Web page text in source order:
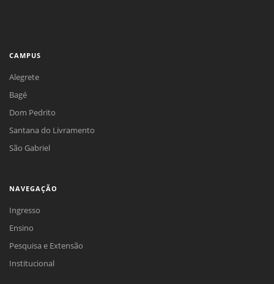
CAMPUS
Alegrete
Bagé
Dom Pedrito
Santana do Livramento
São Gabriel
NAVEGAÇÃO
Ingresso
Ensino
Pesquisa e Extensão
Institucional